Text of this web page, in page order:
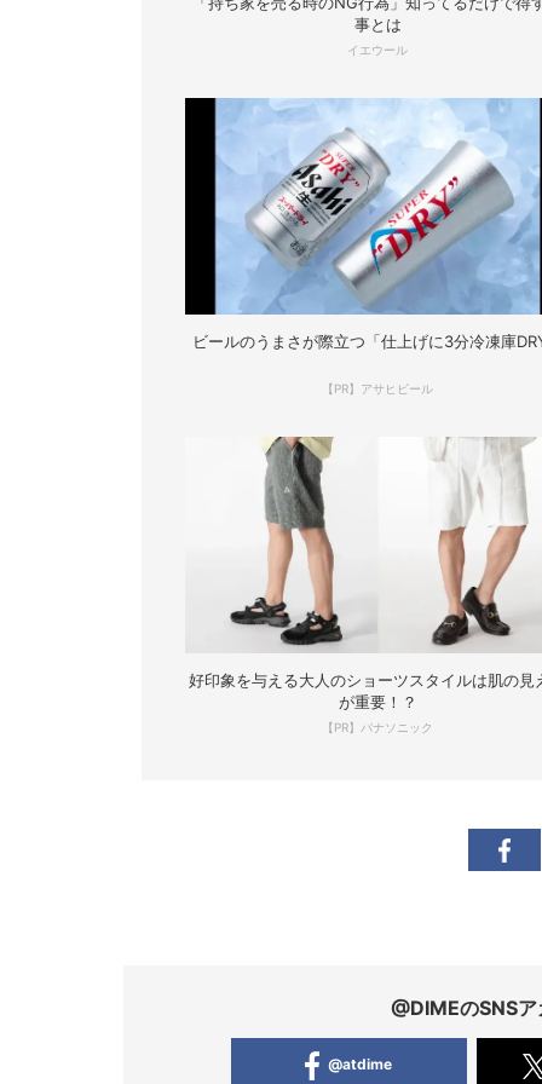
事とは
イエウール
ビールのうまさが際立つ「仕上げに3分冷凍庫
【PR】アサヒビール
好印象を与える大人のショーツスタイルは肌の見
が重要！？
【PR】パナソニック
@DIMEのSNS
@atdime